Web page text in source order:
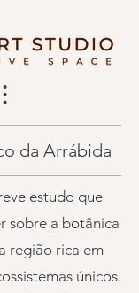
da Arrábida
estudo que
sobre a botânica
região rica em
únicos.